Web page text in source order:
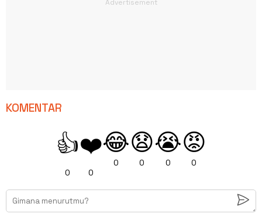
KOMENTAR
👍
0
❤️
0
😂
0
😧
0
😭
0
😡
0